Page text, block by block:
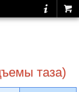
таза)